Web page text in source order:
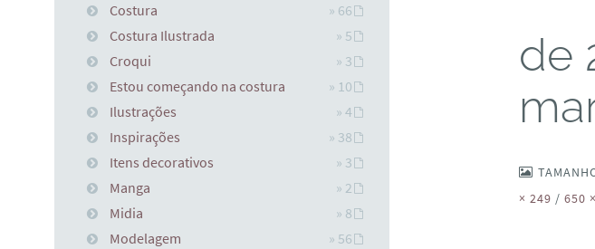
de
× 249 / 650
Costura
» 66
Costura Ilustrada
» 5
Croqui
» 3
Estou começando na costura
» 10
Ilustrações
» 4
Inspirações
» 38
Itens decorativos
» 3
Manga
» 2
Midia
» 8
Modelagem
» 56